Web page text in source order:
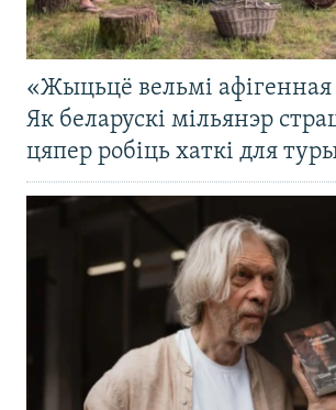
«Жыцьцё вельмі
Як беларускі мільянэр
цяпер робіць хаткі для